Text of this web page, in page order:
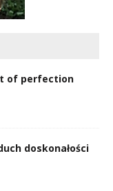
of perfection
doskonałości